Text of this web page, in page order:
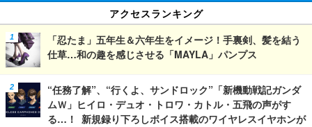
アクセスランキング
「忍たま」五年生＆六年生をイメージ！手裏剣、髪を結う
仕草…和の趣を感じさせる「MAYLA」パンプス
“任務了解”、“行くよ、サンドロック”「新機動戦記ガンダ
ムＷ」ヒイロ・デュオ・トロワ・カトル・五飛の声がす
る…！ 新規録り下ろしボイス搭載のワイヤレスイヤホンが